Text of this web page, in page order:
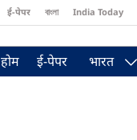
ई-पेपर বাংলা India Today
होम ई-पेपर भारत